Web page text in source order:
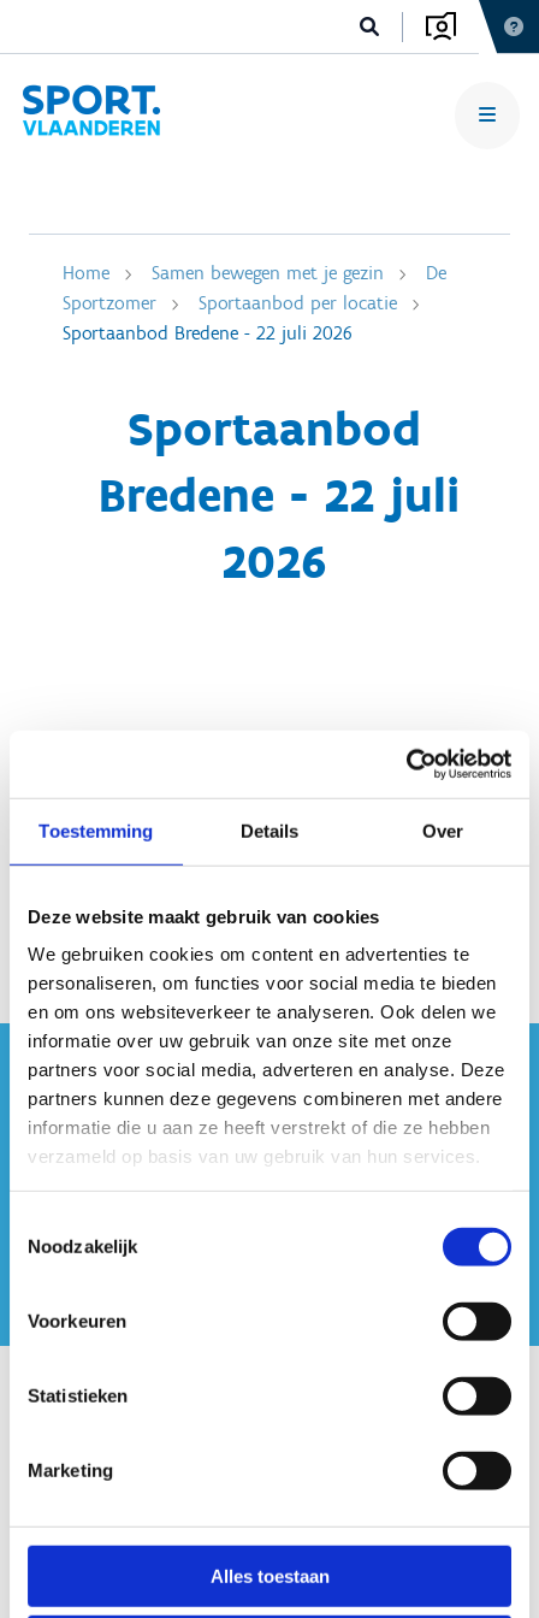
Toestemming Details Over
Deze website maakt gebruik van cookies
We gebruiken cookies om content en advertenties te
personaliseren, om functies voor social media te bieden
en om ons websiteverkeer te analyseren. Ook delen we
informatie over uw gebruik van onze site met onze
partners voor social media, adverteren en analyse. Deze
partners kunnen deze gegevens combineren met andere
informatie die u aan ze heeft verstrekt of die ze hebben
verzameld op basis van uw gebruik van hun services.
Noodzakelijk
Voorkeuren
Statistieken
Marketing
Alles toestaan
Home Samen bewegen met je gezin
De
Sportzomer
Sportaanbod per locatie
Sportaanbod Bredene - 22 juli 2026
Sportaanbod
Bredene - 22 juli
2026
#sportersbelevenmeer
ook op sociale media
Onze centra
Sport Vlaanderen Hoofdzetel
Simon Bolivarlaan 17
Over ons
Wij ondersteunen